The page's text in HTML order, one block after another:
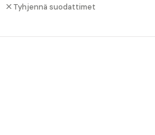
Tyhjennä suodattimet